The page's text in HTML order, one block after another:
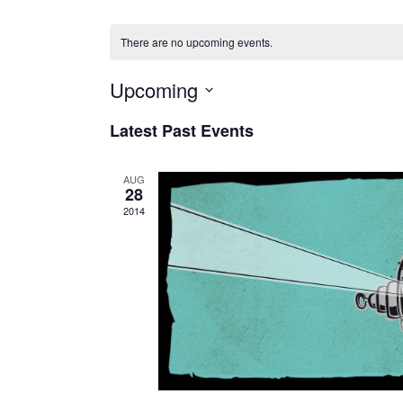
There are no upcoming events.
Upcoming
date.
Latest Past Events
AUG
28
2014